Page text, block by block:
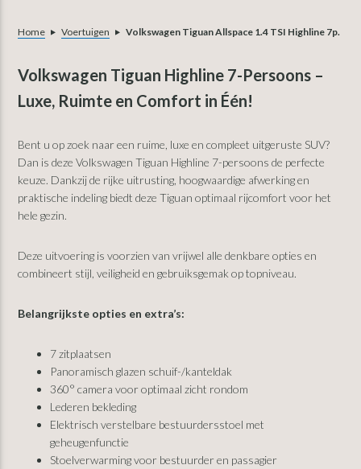
Home Voertuigen Volkswagen Tiguan Allspace 1.4 TSI Highline 7p.
Volkswagen Tiguan Highline 7-Persoons –
Luxe, Ruimte en Comfort in Één!
Bent u op zoek naar een ruime, luxe en compleet uitgeruste SUV?
Dan is deze Volkswagen Tiguan Highline 7-persoons de perfecte
keuze. Dankzij de rijke uitrusting, hoogwaardige afwerking en
praktische indeling biedt deze Tiguan optimaal rijcomfort voor het
hele gezin.
Deze uitvoering is voorzien van vrijwel alle denkbare opties en
combineert stijl, veiligheid en gebruiksgemak op topniveau.
Belangrijkste opties en extra’s:
7 zitplaatsen
Panoramisch glazen schuif-/kanteldak
360° camera voor optimaal zicht rondom
Lederen bekleding
Elektrisch verstelbare bestuurdersstoel met
geheugenfunctie
Stoelverwarming voor bestuurder en passagier